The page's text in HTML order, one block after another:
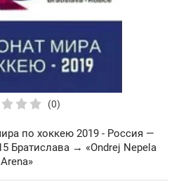
(0)
по хоккею 2019 - Россия —
Братислава → «Ondrej Nepela
Arena»